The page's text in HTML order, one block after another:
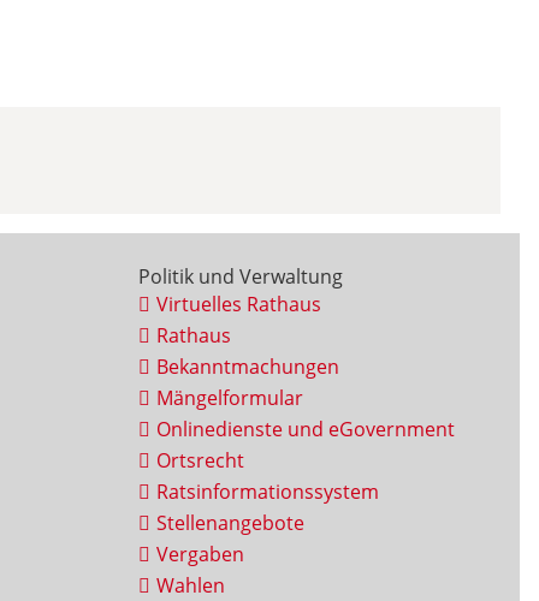
Politik und Verwaltung
Virtuelles Rathaus
Rathaus
Bekanntmachungen
Mängelformular
Onlinedienste und eGovernment
Ortsrecht
Ratsinformationssystem
Stellenangebote
Vergaben
Wahlen